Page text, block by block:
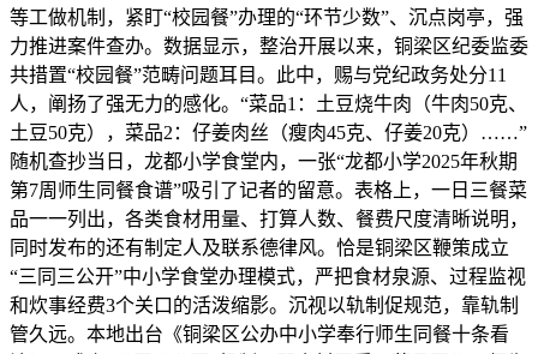
等工做机制，紧盯“校园餐”办理的“环节少数”、沉点岗亭，强
力推进案件查办。数据显示，整治开展以来，铜梁区纪委监委
共措置“校园餐”范畴问题耳目。此中，赐与党纪政务处分11
人，阐扬了强无力的感化。“菜品1：土豆烧牛肉（牛肉50克、
土豆50克），菜品2：仔姜肉丝（瘦肉45克、仔姜20克）……”
随机查抄当日，龙都小学食堂内，一张“龙都小学2025年秋期
第7周师生同餐食谱”吸引了记者的留意。表格上，一日三餐菜
品一一列出，各类食材用量、打算人数、餐费尺度清晰说明，
同时发布的还有制定人及联系德律风。恰是铜梁区鞭策成立
“三同三公开”中小学食堂办理模式，严把食材泉源、过程监视
和炊事经费3个关口的活泼缩影。沉视以轨制促规范，靠轨制
管久远。本地出台《铜梁区公办中小学奉行师生同餐十条看